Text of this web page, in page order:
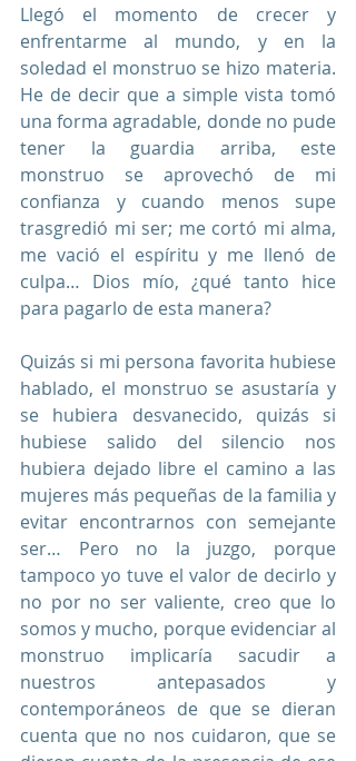
Llegó el momento de crecer y
enfrentarme al mundo, y en la
soledad el monstruo se hizo materia.
He de decir que a simple vista tomó
una forma agradable, donde no pude
tener la guardia arriba, este
monstruo se aprovechó de mi
confianza y cuando menos supe
trasgredió mi ser; me cortó mi alma,
me vació el espíritu y me llenó de
culpa… Dios mío, ¿qué tanto hice
para pagarlo de esta manera?
Quizás si mi persona favorita hubiese
hablado, el monstruo se asustaría y
se hubiera desvanecido, quizás si
hubiese salido del silencio nos
hubiera dejado libre el camino a las
mujeres más pequeñas de la familia y
evitar encontrarnos con semejante
ser… Pero no la juzgo, porque
tampoco yo tuve el valor de decirlo y
no por no ser valiente, creo que lo
somos y mucho, porque evidenciar al
monstruo implicaría sacudir a
nuestros antepasados y
contemporáneos de que se dieran
cuenta que no nos cuidaron, que se